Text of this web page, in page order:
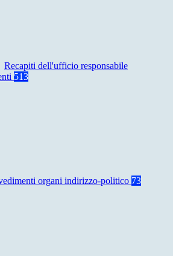
Recapiti dell'ufficio responsabile
513
organi indirizzo-politico 73